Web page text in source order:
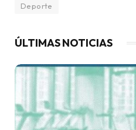
Deporte
ÚLTIMAS NOTICIAS